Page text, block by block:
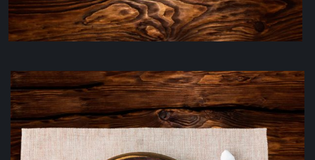
Домашнее грузинское варенье
290₽